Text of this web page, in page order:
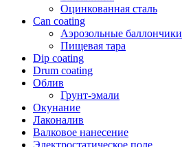
Оцинкованная сталь
Can coating
Аэрозольные баллончики
Пищевая тара
Dip coating
Drum coating
Облив
Грунт-эмали
Окунание
Лаконалив
Валковое нанесение
Электростатическое поле